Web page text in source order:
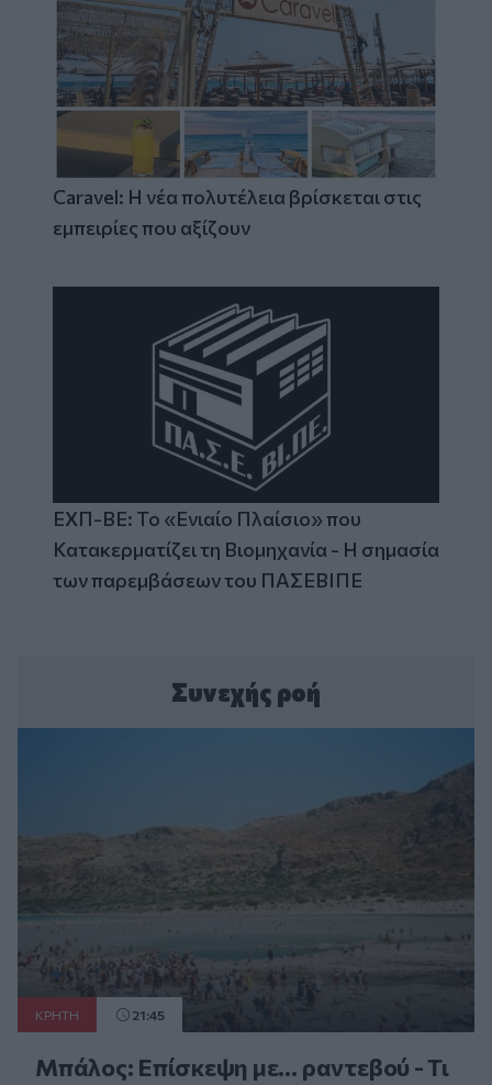
Caravel: Η νέα πολυτέλεια βρίσκεται στις
εμπειρίες που αξίζουν
ΕΧΠ-ΒΕ: Το «Ενιαίο Πλαίσιο» που
Κατακερματίζει τη Βιομηχανία - Η σημασία
των παρεμβάσεων του ΠΑΣΕΒΙΠΕ
Συνεχής ροή
ΚΡΗΤΗ 21:45
Μπάλος: Επίσκεψη με… ραντεβού - Τι